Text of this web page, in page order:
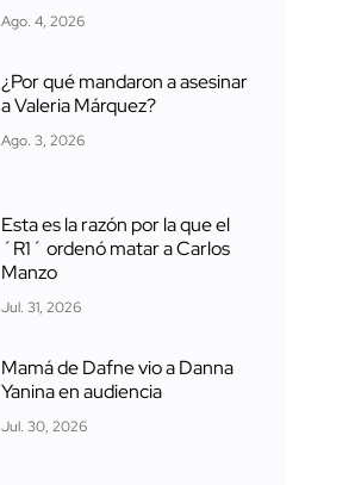
Ago. 4, 2026
¿Por qué mandaron a asesinar
a Valeria Márquez?
Ago. 3, 2026
Esta es la razón por la que el
´R1´ ordenó matar a Carlos
Manzo
Jul. 31, 2026
Mamá de Dafne vio a Danna
Yanina en audiencia
Jul. 30, 2026